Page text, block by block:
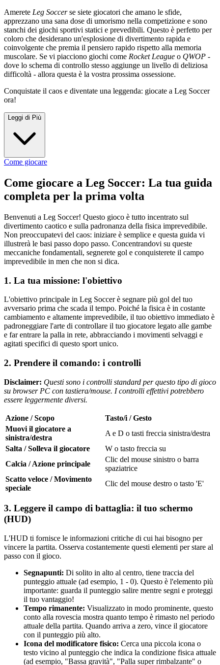
Amerete Leg Soccerse siete giocatori che amano le sfide,
apprezzano una sana dose di umorismo nella competizione e sono
stanchi dei giochi sportivi statici e prevedibili. Questo è perfetto per
coloro che desiderano un'esplosione di divertimento rapida e
coinvolgente che premia il pensiero rapido rispetto alla memoria
muscolare. Se vi piacciono giochi come Rocket League o QWOP -
dove lo schema di controllo stesso aggiunge un livello di deliziosa
difficoltà - allora questa è la vostra prossima ossessione.
Conquistate il caos e diventate una leggenda: giocate a Leg Soccer
ora!
Leggi di Più
Come giocare
Come giocare a Leg Soccer: La tua guida
completa per la prima volta
Benvenuti a Leg Soccer! Questo gioco è tutto incentrato sul
divertimento caotico e sulla padronanza della fisica imprevedibile.
Non preoccupatevi del caos: iniziare è semplice e questa guida vi
illustrerà le basi passo dopo passo. Concentrandovi su queste
meccaniche fondamentali, segnerete gol e conquisterete il campo
imprevedibile in men che non si dica.
1. La tua missione: l'obiettivo
L'obiettivo principale in Leg Soccer è segnare più gol del tuo
avversario prima che scada il tempo. Poiché la fisica è in costante
cambiamento e altamente imprevedibile, il tuo obiettivo immediato è
padroneggiare l'arte di controllare il tuo giocatore legato alle gambe
e far entrare la palla in rete, abbracciando i movimenti selvaggi e
agitati specifici di questo sport unico.
2. Prendere il comando: i controlli
Disclaimer: Questi sono i controlli standard per questo tipo di gioco
su browser PC con tastiera/mouse. I controlli effettivi potrebbero
essere leggermente diversi.
Azione / Scopo
Tasto/i / Gesto
Muovi il giocatore a
sinistra/destra
A e D o tasti freccia sinistra/destra
Salta / Solleva il giocatore
W o tasto freccia su
Calcia / Azione principale
Clic del mouse sinistro o barra
spaziatrice
Scatto veloce / Movimento
speciale
Clic del mouse destro o tasto 'E'
3. Leggere il campo di battaglia: il tuo schermo
(HUD)
L'HUD ti fornisce le informazioni critiche di cui hai bisogno per
vincere la partita. Osserva costantemente questi elementi per stare al
passo con il gioco.
Segnapunti: Di solito in alto al centro, tiene traccia del
punteggio attuale (ad esempio, 1 - 0). Questo è l'elemento più
importante: guarda il punteggio salire mentre segni e proteggi
il tuo vantaggio!
Tempo rimanente: Visualizzato in modo prominente, questo
conto alla rovescia mostra quanto tempo è rimasto nel periodo
attuale della partita. Quando arriva a zero, vince il giocatore
con il punteggio più alto.
Icona del modificatore fisico: Cerca una piccola icona o
testo vicino al punteggio che indica la condizione fisica attuale
(ad esempio, "Bassa gravità", "Palla super rimbalzante" o